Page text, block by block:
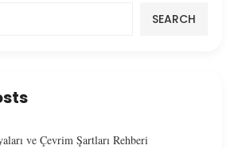
SEARCH
ve Çevrim Şartları Rehberi